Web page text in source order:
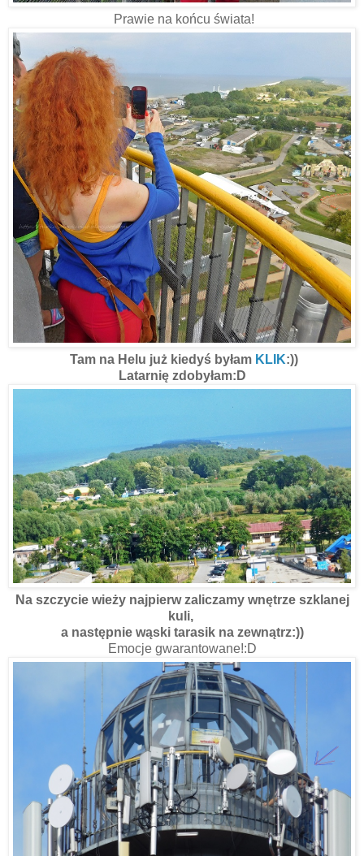
Prawie na końcu świata!
Tam na Helu już kiedyś byłamKLIK:))
Latarnię zdobyłam:D
Na szczycie wieży najpierw zaliczamy wnętrze szklanej
kuli,
a następnie wąski tarasik na zewnątrz:))
Emocje gwarantowane!:D